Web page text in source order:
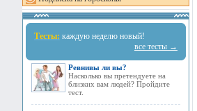
Тесты: каждую неделю новый!
все тесты →
Ревнивы ли вы?
Насколько вы претендуете на
близких вам людей? Пройдите
тест.